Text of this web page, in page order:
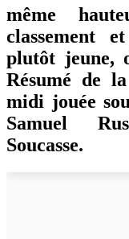
même
classement
plutôt jeune,
Résumé de
midi jouée
Samuel
Soucasse.